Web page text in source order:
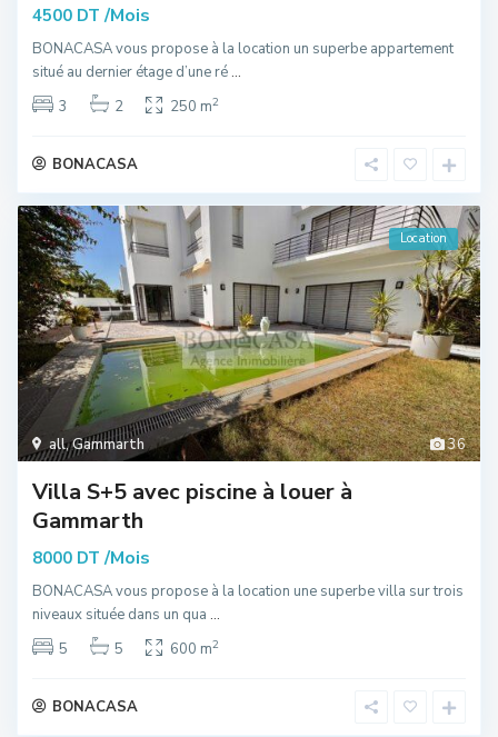
4500 DT/Mois
BONACASA vous propose à la location un superbe appartement
situé au dernier étage d’une ré...
3
2 250 m2
BONACASA
36
all,Gammarth
Location
Villa S+5 avec piscine à louer à
Gammarth
8000 DT/Mois
BONACASA vous propose à la location une superbe villa sur trois
niveaux située dans un qua ...
5
5 600 m2
BONACASA